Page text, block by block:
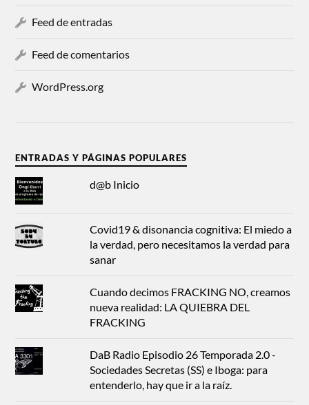
Feed de entradas
Feed de comentarios
WordPress.org
ENTRADAS Y PÁGINAS POPULARES
d@b Inicio
Covid19 & disonancia cognitiva: El miedo a
la verdad, pero necesitamos la verdad para
sanar
Cuando decimos FRACKING NO, creamos
nueva realidad: LA QUIEBRA DEL
FRACKING
DaB Radio Episodio 26 Temporada 2.0 -
Sociedades Secretas (SS) e Iboga: para
entenderlo, hay que ir a la raíz.